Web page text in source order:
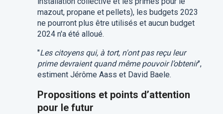
mazout, propane et pellets), les budgets 2023
ne pourront plus être utilisés et aucun budget
2024 n'a été alloué.
"Les citoyens qui, à tort, n'ont pas reçu leur
prime devraient quand même pouvoir l’obtenir",
estiment Jérôme Aass et David Baele.
Propositions et points d’attention
pour le futur